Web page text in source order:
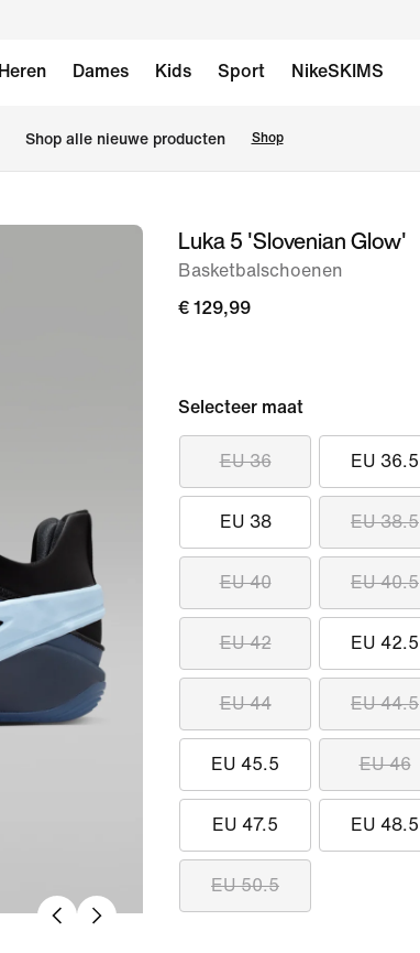
Heren Dames Kids Sport NikeSKIMS
Shop alle nieuwe producten Shop
afbeelding
Luka 5 'Slovenian Glow'
Basketbalschoenen
€ 129,99
Selecteer maat
EU 36 EU 36.5
EU 38 EU 38.5
EU 40 EU 40.5
EU 42 EU 42.5
EU 44 EU 44.5
EU 45.5 EU 46
EU 47.5 EU 48.5
EU 50.5